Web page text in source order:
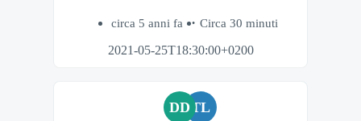
circa 5 anni fa
Circa 30 minuti
2021-05-25T18:30:00+0200
DD TL